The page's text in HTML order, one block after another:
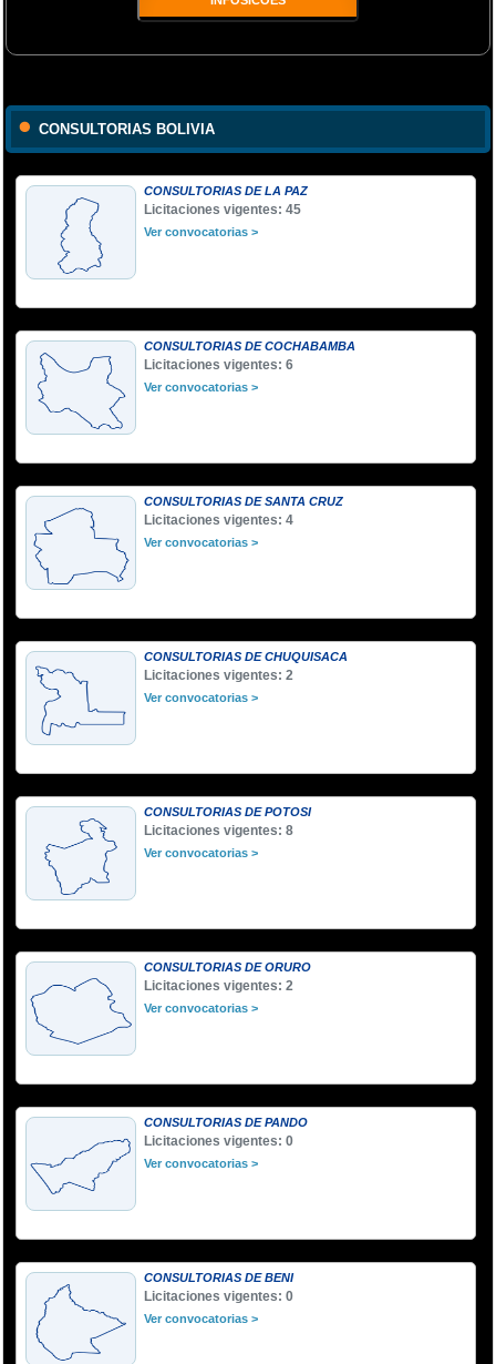
CONSULTORIAS BOLIVIA
CONSULTORIAS DE LA PAZ
Licitaciones vigentes: 45
Ver convocatorias >
CONSULTORIAS DE COCHABAMBA
Licitaciones vigentes: 6
Ver convocatorias >
CONSULTORIAS DE SANTA CRUZ
Licitaciones vigentes: 4
Ver convocatorias >
CONSULTORIAS DE CHUQUISACA
Licitaciones vigentes: 2
Ver convocatorias >
CONSULTORIAS DE POTOSI
Licitaciones vigentes: 8
Ver convocatorias >
CONSULTORIAS DE ORURO
Licitaciones vigentes: 2
Ver convocatorias >
CONSULTORIAS DE PANDO
Licitaciones vigentes: 0
Ver convocatorias >
CONSULTORIAS DE BENI
Licitaciones vigentes: 0
Ver convocatorias >